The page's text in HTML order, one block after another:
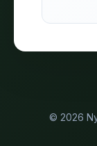
© 2026